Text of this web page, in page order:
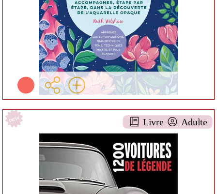
Informations:
Résumé:
Plus d'infos
Livre Adulte
new
1200 voitures de légende
DOCUMENTAIRE AA-
6TECHNIQUES
Kathryn HENNESSY
Larousse ( Paris - 2021 )